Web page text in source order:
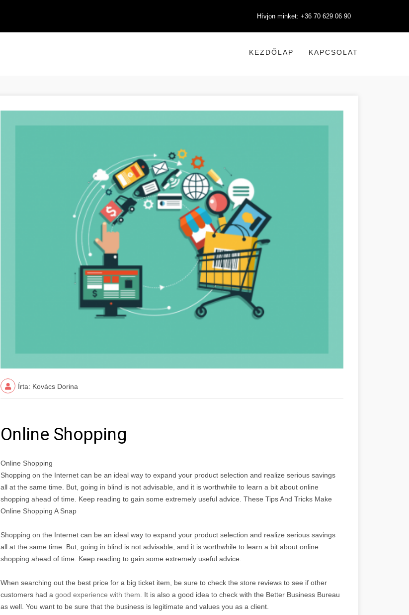
Hívjon minket: +36 70 629 06 90
KEZDŐLAP KAPCSOLAT
Írta: Kovács Dorina
Online Shopping
Online Shopping
Shopping on the Internet can be an ideal way to expand your product selection and realize serious savings
all at the same time. But, going in blind is not advisable, and it is worthwhile to learn a bit about online
shopping ahead of time. Keep reading to gain some extremely useful advice. These Tips And Tricks Make
Online Shopping A Snap
Shopping on the Internet can be an ideal way to expand your product selection and realize serious savings
all at the same time. But, going in blind is not advisable, and it is worthwhile to learn a bit about online
shopping ahead of time. Keep reading to gain some extremely useful advice.
When searching out the best price for a big ticket item, be sure to check the store reviews to see if other
customers had a good experience with them.
It is also a good idea to check with the Better Business Bureau
as well. You want to be sure that the business is legitimate and values you as a client.